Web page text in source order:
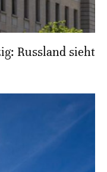
Russland sieht